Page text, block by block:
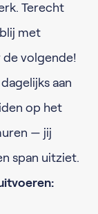
Terecht
met
de volgende!
aan
op het
— jij
span uitziet.